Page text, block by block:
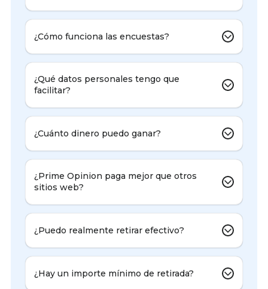
¿Cómo funciona las encuestas?
¿Qué datos personales tengo que
facilitar?
¿Cuánto dinero puedo ganar?
¿Prime Opinion paga mejor que otros
sitios web?
¿Puedo realmente retirar efectivo?
¿Hay un importe mínimo de retirada?